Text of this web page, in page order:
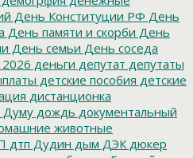
День Конституции РФ День
День памяти и скорби День
День семьи День соседа
деньги депутат депутаты
детские пособия детские
дистанционка
дождь документальный
животные
дтп Дудин дым ДЭКдюкер